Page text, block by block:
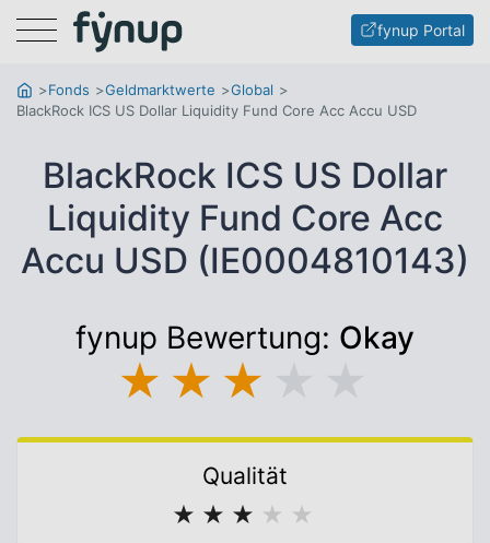
Menu fynup Portal
Fonds Geldmarktwerte
Global
BlackRock ICS US Dollar Liquidity Fund Core Acc Accu USD
BlackRock ICS US Dollar
Liquidity Fund Core Acc
Accu USD (IE0004810143)
fynup Bewertung: Okay
★ ★ ★
Qualität
★ ★ ★ ★ ★